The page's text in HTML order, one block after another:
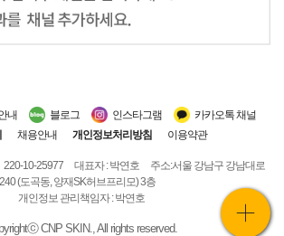
내 블로그 인스타그램
카카오톡 채널
채용안내 개인정보처리방침 이용약관
220-10-25977 대표자 : 박연호
주소:서울 강남구 강남대로
240 (도곡동, 양재SK허브프리모) 3층
개인정보 관리책임자 : 박연호
CNP SKIN., All rights reserved.